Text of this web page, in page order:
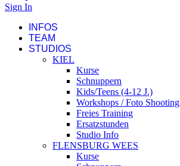
Sign In
INFOS
TEAM
STUDIOS
KIEL
Kurse
Schnuppern
Kids/Teens (4-12 J.)
Workshops / Foto Shooting
Freies Training
Ersatzstunden
Studio Info
FLENSBURG WEES
Kurse